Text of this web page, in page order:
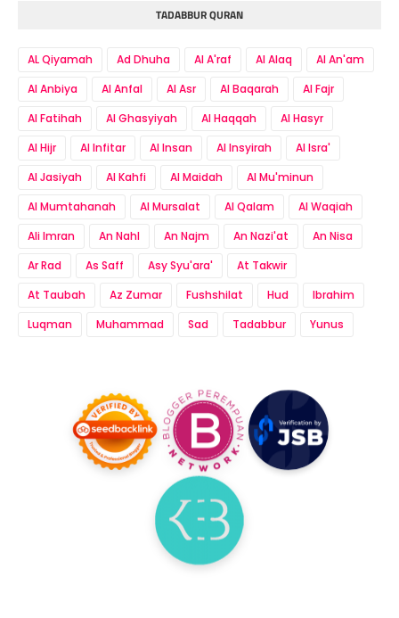
TADABBUR QURAN
AL Qiyamah Ad Dhuha Al A'raf Al Alaq
Al An'am
Al Anbiya
Al Anfal Al Asr Al Baqarah
Al Fajr
Al Fatihah
Al Ghasyiyah Al Haqqah
Al Hasyr
Al Hijr
Al Infitar Al Insan Al Insyirah
Al Isra'
Al Jasiyah
Al Kahfi Al Maidah
Al Mu'minun
Al Mumtahanah
Al Mursalat Al Qalam
Al Waqiah
Ali Imran
An Nahl An Najm An Nazi'at
An Nisa
Ar Rad
As Saff Asy Syu'ara'
At Takwir
At Taubah
Az Zumar Fushshilat Hud
Ibrahim
Luqman
Muhammad Sad Tadabbur Yunus